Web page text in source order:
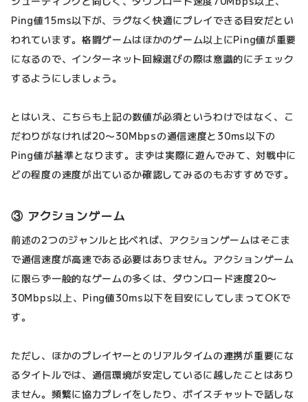
Ping値15ms以下が、ラグなく快適にプレイできる目安だとい
われています。格闘ゲームはほかのゲーム以上にPing値が重要
になるので、インターネット回線選びの際は意識的にチェック
するようにしましょう。
とはいえ、こちらも上記の数値が必須というわけではなく、こ
だわりがなければ20〜30Mbpsの通信速度と30ms以下の
Ping値が基準となります。まずは実際に遊んでみて、対戦中に
どの程度の速度が出ているか確認してみるのもおすすめです。
③ アクションゲーム
前述の2つのジャンルと比べれば、アクションゲームはそこま
で通信速度が高速である必要はありません。アクションゲーム
に限らず一般的なゲームの多くは、ダウンロード速度20〜
30Mbps以上、Ping値30ms以下を目安にしてしまってOKで
す。
ただし、ほかのプレイヤーとのリアルタイムの連携が重要にな
るタイトルでは、通信環境が安定しているに越したことはあり
ません。頻繁に協力プレイをしたり、ボイスチャットで話しな